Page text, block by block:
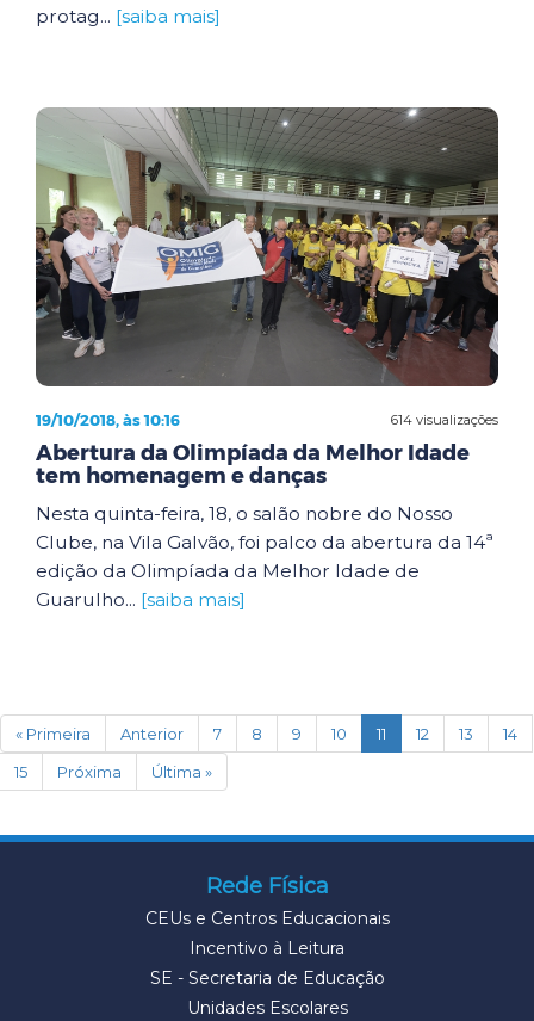
protag... [saiba mais]
614 visualizações
19/10/2018, às 10:16
Abertura da Olimpíada da Melhor Idade
tem homenagem e danças
Nesta quinta-feira, 18, o salão nobre do Nosso
Clube, na Vila Galvão, foi palco da abertura da 14ª
edição da Olimpíada da Melhor Idade de
Guarulho... [saiba mais]
« Primeira Anterior 7 8 9 10 11 (current)
12 13
14
15
Próxima Última »
Rede Física
CEUs e Centros Educacionais
Incentivo à Leitura
SE - Secretaria de Educação
Unidades Escolares